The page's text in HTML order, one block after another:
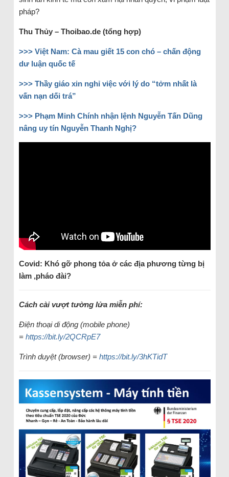
pháp?
Thu Thủy – Thoibao.de (tổng hợp)
>>> Việt Nam: Cà mau giết 15 con chó – chấn động
dư luận quốc tế
>>> Thầy giáo xin nghỉ việc với lý do “tởm nhất là
vấn nạn dối trá”
>>> Phạm Minh Chính nhận lệnh Nguyễn Tấn Dũng
nâng uy tín Nguyễn Thanh Nghị?
Covid: Khó gỡ phong tỏa ở các địa phương từng bị
làm ‚pháo đài?
Cách cài vượt tường lửa miễn phí:
Điện thoại di động (mobile phone)
= https://bit.ly/2QCRpE7
Trình duyệt (browser) = https://bit.ly/3hKTidT